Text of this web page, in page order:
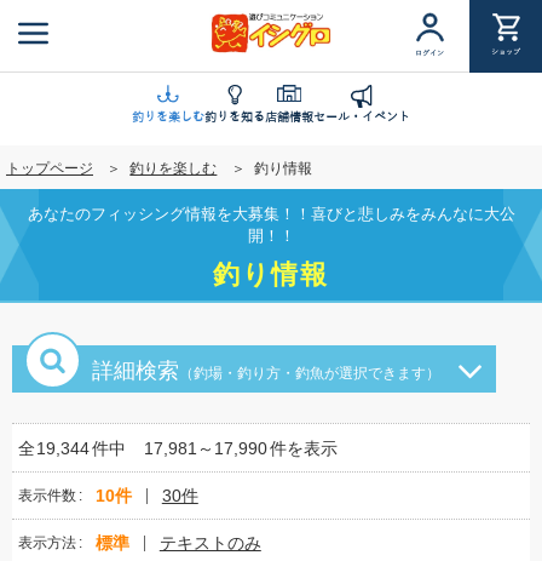
ン
に
移
動
ログイン ショップ
釣りを楽しむ釣りを知る店舗情報セール・イベント
トップページ 釣りを楽しむ 釣り情報
あなたのフィッシング情報を大募集！！喜びと悲しみをみんなに大公
開！！
釣り情報
詳細検索 （釣場・釣り方・釣魚が選択できます）
全19,344件中 17,981～17,990件を表示
表示件数 10件 30件
表示方法 標準 テキストのみ